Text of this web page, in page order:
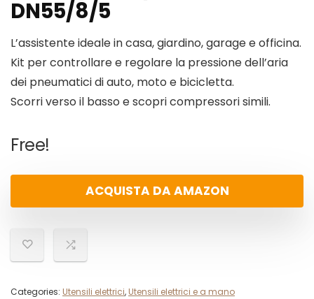
DN55/8/5
L’assistente ideale in casa, giardino, garage e officina.
Kit per controllare e regolare la pressione dell’aria
dei pneumatici di auto, moto e bicicletta.
Scorri verso il basso e scopri compressori simili.
Free!
ACQUISTA DA AMAZON
Categories: Utensili elettrici, Utensili elettrici e a mano